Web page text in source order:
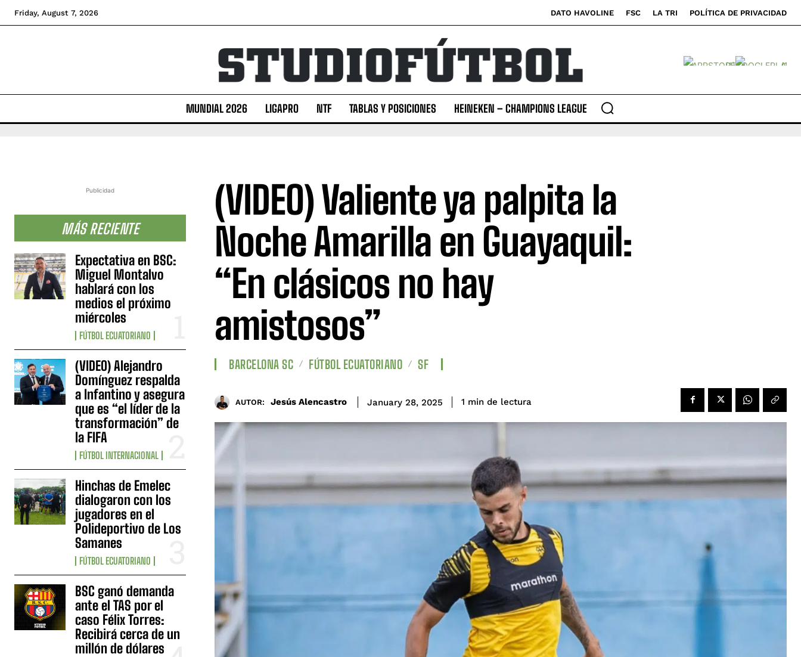
Friday, August 7, 2026 DATO HAVOLINE FSC LA TRI POLÍTICA DE PRIVACIDAD
MUNDIAL 2026 LIGAPRO NTF TABLAS Y POSICIONES HEINEKEN – CHAMPIONS LEAGUE
Publicidad
MÁS RECIENTE
Expectativa en BSC:
Miguel Montalvo
hablará con los
medios el próximo
miércoles
FÚTBOL ECUATORIANO
(VIDEO) Alejandro
Domínguez respalda
a Infantino y asegura
que es “el líder de la
transformación” de
la FIFA
FÚTBOL INTERNACIONAL
Hinchas de Emelec
dialogaron con los
jugadores en el
Polideportivo de Los
Samanes
FÚTBOL ECUATORIANO
BSC ganó demanda
ante el TAS por el
caso Félix Torres:
Recibirá cerca de un
millón de dólares
(VIDEO) Valiente ya palpita la
Noche Amarilla en Guayaquil:
“En clásicos no hay
amistosos”
BARCELONA SC FÚTBOL ECUATORIANO SF
AUTOR: Jesús Alencastro January 28, 2025 1 min de lectura